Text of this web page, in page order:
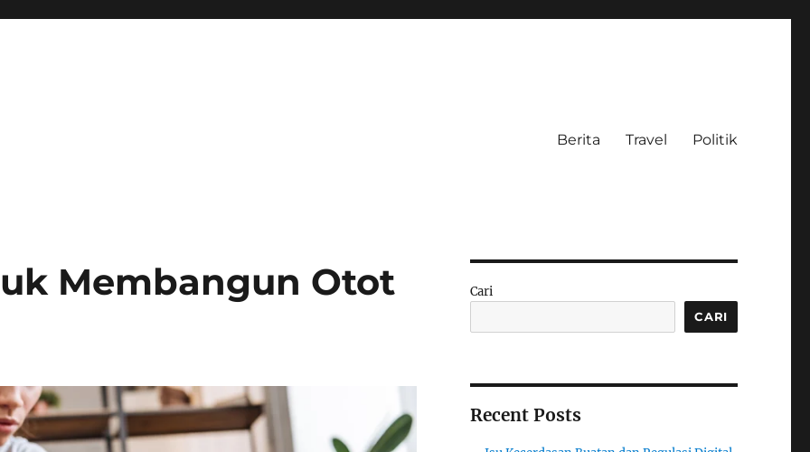
Berita Travel Politik
Membangun Otot
Cari
CARI
Recent Posts